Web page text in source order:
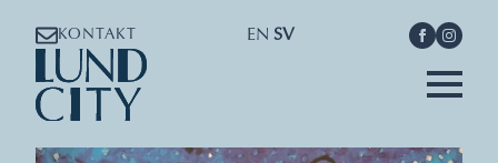
KONTAKT EN SV